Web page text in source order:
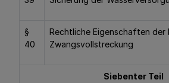
§
40
Rechtliche Eigenschaften der
Zwangsvollstreckung
Siebenter Teil